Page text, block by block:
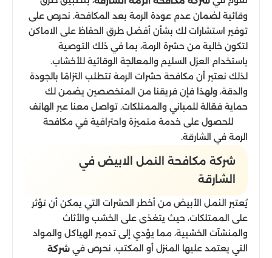
وقائية لضمان عدم عودة الرمة بعد المكافحة. نحرص على
توفير استشارات لك بشأن أفضل طرق الحفاظ على الاماكن
لتكون خالية من حشرة الرمة، بما في ذلك التوصية
باستخدام العزل السليم والمعالجة الوقائية للأخشاب.
لذلك نعتبر أن مكافحة حشرات الرمة تتطلب التزامًا بالجودة
والدقة، ولهذا فإن فريقنا من المتخصصين يضمن لك
حماية فعّالة للمباني والممتلكات. تواصل معنا عبر الهاتف
للحصول على خدمة متميزة واحترافية في مكافحة
الرمة في الشارقة.
شركة مكافحة النمل الابيض في
الشارقة
يُعتبر النمل الأبيض من أخطر الحشرات التي يمكن أن تؤثر
على الممتلكات، حيث يتغذى على الخشب والأثاث
والمنشآت الخشبية، مما يؤدي إلى تدمير الهياكل والمواد
التي يعتمد عليها المنزل أو المكتب. نحرص في شركة